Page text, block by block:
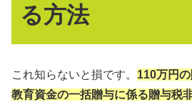
る方法
これ知らないと損です。 110万円
教育資金の一括贈与に係る贈与税